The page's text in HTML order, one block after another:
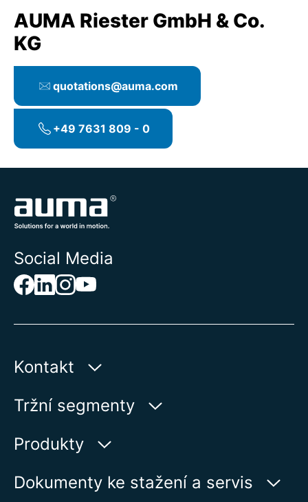
AUMA Riester GmbH & Co.
KG
quotations@auma.com
+49 7631 809 - 0
Social Media
Kontakt
AUMA Riester
Aumastr 1
79379 Muellheim | Germany
Zobrazit na kartě
Tržní segmenty
Voda
Výroba elektrické energie
Produkty
Vyhledávač výrobků
Dokumenty ke stažení a servis